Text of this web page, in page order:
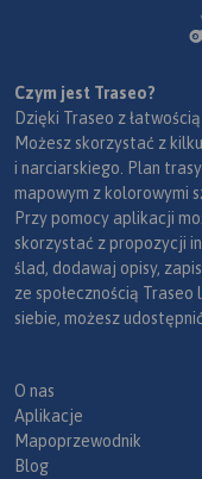
Czym jest Traseo?
Dzięki Traseo z
Możesz skorzystać z
i narciarskiego. Plan
mapowym z kolorowymi
Przy pomocy aplikacji
skorzystać z propozycji
ślad, dodawaj opisy,
ze społecznością
siebie, możesz
O nas
Aplikacje
Mapoprzewodnik
Blog